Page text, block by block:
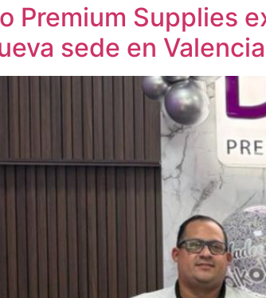
Premium Supplies
sede en Valencia